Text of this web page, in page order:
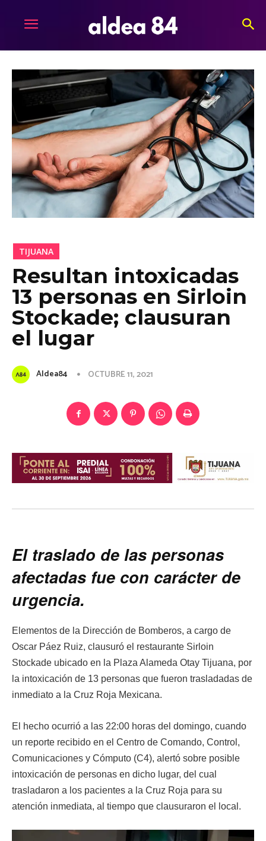
TIJUANA
Resultan intoxicadas
13 personas en Sirloin
Stockade; clausuran
el lugar
Aldea84 OCTUBRE 11, 2021
El traslado de las personas
afectadas fue con carácter de
urgencia.
Elementos de la Dirección de Bomberos, a cargo de
Oscar Páez Ruiz, clausuró el restaurante Sirloin
Stockade ubicado en la Plaza Alameda Otay Tijuana, por
la intoxicación de 13 personas que fueron trasladadas de
inmediato a la Cruz Roja Mexicana.
El hecho ocurrió a las 22:00 horas del domingo, cuando
un reporte recibido en el Centro de Comando, Control,
Comunicaciones y Cómputo (C4), alertó sobre posible
intoxicación de personas en dicho lugar, del cual
trasladaron a los pacientes a la Cruz Roja para su
atención inmediata, al tiempo que clausuraron el local.